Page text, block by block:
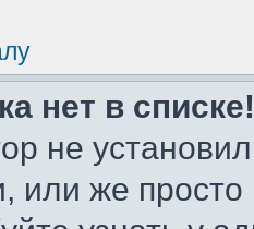
нет в списке!
не
или же